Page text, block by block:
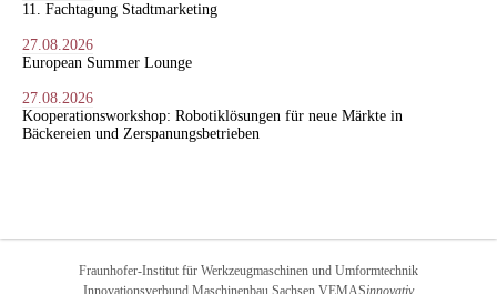
11. Fachtagung Stadtmarketing
27.08.2026
European Summer Lounge
27.08.2026
Kooperationsworkshop: Robotiklösungen für neue Märkte in
Bäckereien und Zerspanungsbetrieben
Fraunhofer-Institut für Werkzeugmaschinen und Umformtechnik
Innovationsverbund Maschinenbau Sachsen VEMASinnovativ